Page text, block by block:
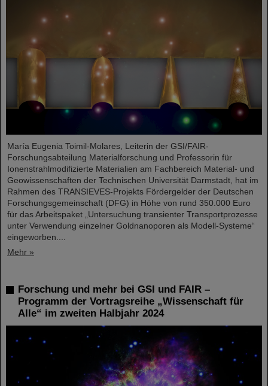
María Eugenia Toimil-Molares, Leiterin der GSI/FAIR-
Forschungsabteilung Materialforschung und Professorin für
Ionenstrahlmodifizierte Materialien am Fachbereich Material- und
Geowissenschaften der Technischen Universität Darmstadt, hat im
Rahmen des TRANSIEVES-Projekts Fördergelder der Deutschen
Forschungsgemeinschaft (DFG) in Höhe von rund 350.000 Euro
für das Arbeitspaket „Untersuchung transienter Transportprozesse
unter Verwendung einzelner Goldnanoporen als Modell-Systeme“
eingeworben....
Mehr »
Forschung und mehr bei GSI und FAIR –
Programm der Vortragsreihe „Wissenschaft für
Alle“ im zweiten Halbjahr 2024